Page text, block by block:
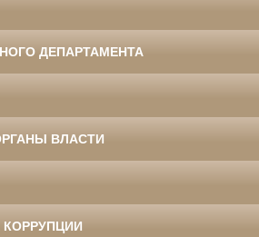
ДЕПАРТАМЕНТА
ВЛАСТИ